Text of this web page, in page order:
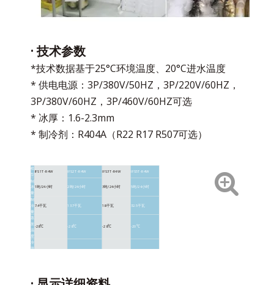
· 技术参数
*技术数据基于25°C环境温度、20°C进水温度
* 供电电源：3P/380V/50HZ，3P/220V/60HZ，
3P/380V/60HZ，3P/460V/60HZ可选
* 冰厚：1.6-2.3mm
* 制冷剂：R404A（R22 R17 R507可选）
模
型
IFS1T-R4W IFS2T-R4W IFS3T-R4W IFS5T-R4W
制
冰
量
1吨/24小时 2吨/24小时 3吨/24小时 5吨/24小时
制
冷
量
7.4千瓦 13.7千瓦 18千瓦 32.5千瓦
蒸
发
温
度
-28℃ -28℃ -28℃ -20℃
冷
凝
5.68千瓦 9.2千瓦 12.09千瓦